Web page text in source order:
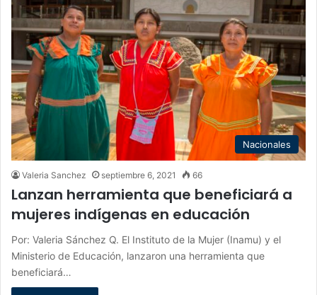
Nacionales
Valeria Sanchez septiembre 6, 2021 66
Lanzan herramienta que beneficiará a
mujeres indígenas en educación
Por: Valeria Sánchez Q. El Instituto de la Mujer (Inamu) y el
Ministerio de Educación, lanzaron una herramienta que
beneficiará…